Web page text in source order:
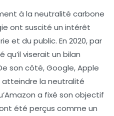
à la neutralité carbone
ont suscité un intérêt
et du public. En 2020, par
viserait un bilan
son côté, Google, Apple
la neutralité
a fixé son objectif
été perçus comme un